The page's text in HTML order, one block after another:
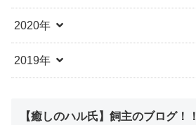
2020年
2019年
【癒しのハル氏】飼主のブログ！！